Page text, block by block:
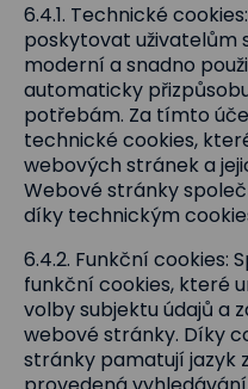
6.4.1. Technické
poskytovat uživatelům
moderní a snadno
automaticky
potřebám. Za tímto
technické cookies,
webových stránek a
Webové stránky
díky technickým
6.4.2. Funkční cookies:
funkční cookies, které
volby subjektu údajů a
webové stránky. Díky
stránky pamatují jazyk